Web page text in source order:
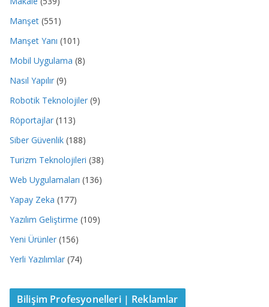
Manşet (551)
Manşet Yanı (101)
Mobil Uygulama (8)
Nasıl Yapılır (9)
Robotik Teknolojiler (9)
Röportajlar (113)
Siber Güvenlik (188)
Turizm Teknolojileri (38)
Web Uygulamaları (136)
Yapay Zeka (177)
Yazılım Geliştirme (109)
Yeni Ürünler (156)
Yerli Yazılımlar (74)
Bilişim Profesyonelleri | Reklamlar